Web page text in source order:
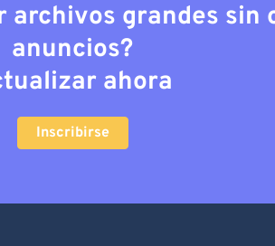
archivos grandes sin
anuncios?
ahora
Inscribirse